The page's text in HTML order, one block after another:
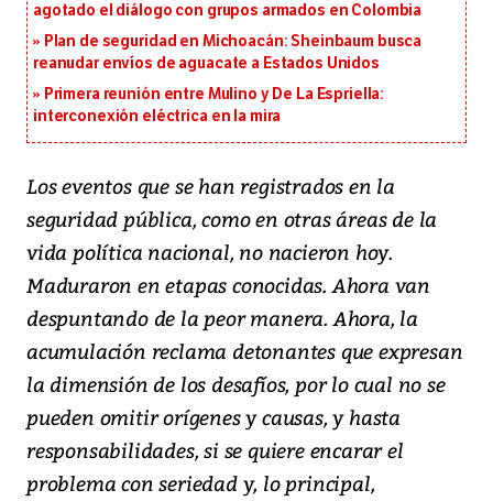
agotado el diálogo con grupos armados en Colombia
Plan de seguridad en Michoacán: Sheinbaum busca
reanudar envíos de aguacate a Estados Unidos
Primera reunión entre Mulino y De La Espriella:
interconexión eléctrica en la mira
Los eventos que se han registrados en la
seguridad pública, como en otras áreas de la
vida política nacional, no nacieron hoy.
Maduraron en etapas conocidas. Ahora van
despuntando de la peor manera. Ahora, la
acumulación reclama detonantes que expresan
la dimensión de los desafíos, por lo cual no se
pueden omitir orígenes y causas, y hasta
responsabilidades, si se quiere encarar el
problema con seriedad y, lo principal,